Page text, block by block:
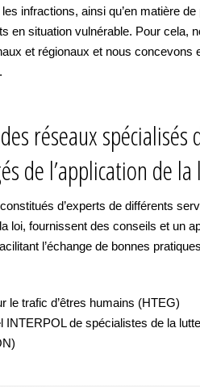
infractions, ainsi qu’en matière
en situation vulnérable. Pour cela,
et régionaux et nous concevons
réseaux spécialisés
de l’application de la
d’experts de différents
loi, fournissent des conseils et un
l’échange de bonnes
le trafic d’êtres humains (HTEG)
INTERPOL de spécialistes de la